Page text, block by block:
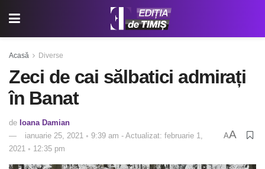
Acasă Diverse
Zeci de cai sălbatici admirați
în Banat
de Ioana Damian
ianuarie 25, 2021 ◦ 9:39 am - Actualizat: februarie 1,
2021 ◦ 12:35 pm
AA